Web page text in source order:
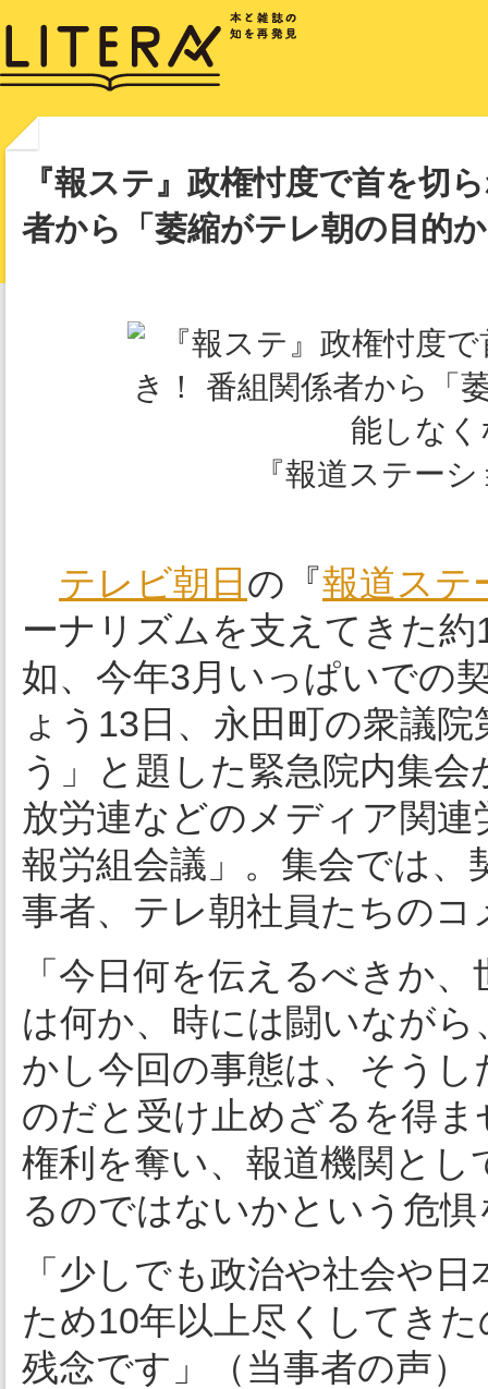
『報ステ』政権忖度で首を切
者から「萎縮がテレ朝の目的
テレビ朝日 の『報道ステ
ーナリズムを支えてきた
如、今年3月いっぱいでの
ょう13日、永田町の衆議
う」と題した緊急院内集
放労連などのメディア関
報労組会議」。集会では
事者、テレ朝社員たちの
「今日何を伝えるべきか
は何か、時には闘いなが
かし今回の事態は、そう
のだと受け止めざるを得
権利を奪い、報道機関と
るのではないかという危
「少しでも政治や社会や
ため10年以上尽くしてき
残念です」（当事者の声）